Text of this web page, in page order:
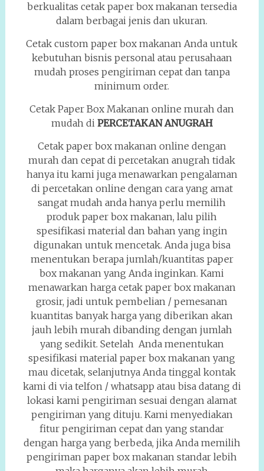
berkualitas cetak paper box makanan tersedia
dalam berbagai jenis dan ukuran.
Cetak custom paper box makanan Anda untuk
kebutuhan bisnis personal atau perusahaan
mudah proses pengiriman cepat dan tanpa
minimum order.
Cetak Paper Box Makanan online murah dan
mudah di PERCETAKAN ANUGRAH
Cetak paper box makanan online dengan
murah dan cepat di percetakan anugrah tidak
hanya itu kami juga menawarkan pengalaman
di percetakan online dengan cara yang amat
sangat mudah anda hanya perlu memilih
produk paper box makanan, lalu pilih
spesifikasi material dan bahan yang ingin
digunakan untuk mencetak. Anda juga bisa
menentukan berapa jumlah/kuantitas paper
box makanan yang Anda inginkan. Kami
menawarkan harga cetak paper box makanan
grosir, jadi untuk pembelian / pemesanan
kuantitas banyak harga yang diberikan akan
jauh lebih murah dibanding dengan jumlah
yang sedikit. Setelah Anda menentukan
spesifikasi material paper box makanan yang
mau dicetak, selanjutnya Anda tinggal kontak
kami di via telfon / whatsapp atau bisa datang di
lokasi kami pengiriman sesuai dengan alamat
pengiriman yang dituju. Kami menyediakan
fitur pengiriman cepat dan yang standar
dengan harga yang berbeda, jika Anda memilih
pengiriman paper box makanan standar lebih